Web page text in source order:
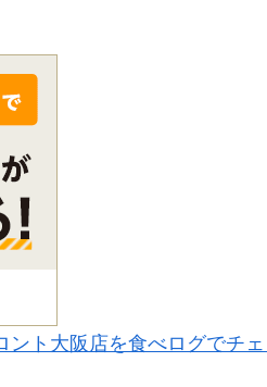
ト大阪店を食べログでチ